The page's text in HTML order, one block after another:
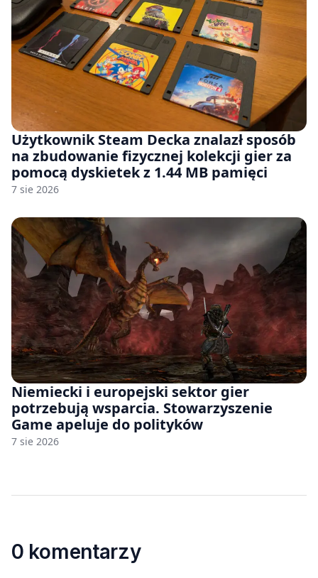
Użytkownik Steam Decka znalazł sposób
na zbudowanie fizycznej kolekcji gier za
pomocą dyskietek z 1.44 MB pamięci
7 sie 2026
Niemiecki i europejski sektor gier
potrzebują wsparcia. Stowarzyszenie
Game apeluje do polityków
7 sie 2026
0 komentarzy